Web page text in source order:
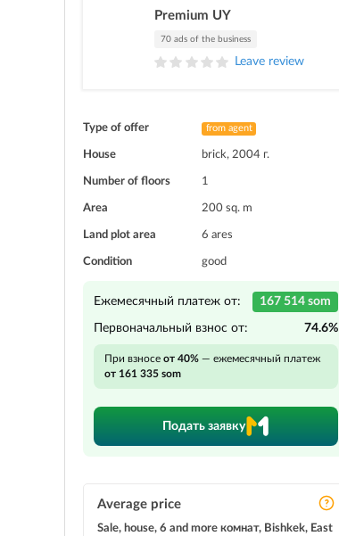
Premium UY
70 ads of the business
Leave review
Type of offer from agent
House brick, 2004 г.
Number of floors 1
Area 200 sq. m
Land plot area 6 ares
Condition good
Ежемесячный платеж от: 167 514 som
Первоначальный взнос от: 74.6%
При взносе от 40% — ежемесячный платеж
от 161 335 som
Подать заявку
Average price
Sale, house, 6 and more комнат, Bishkek, East